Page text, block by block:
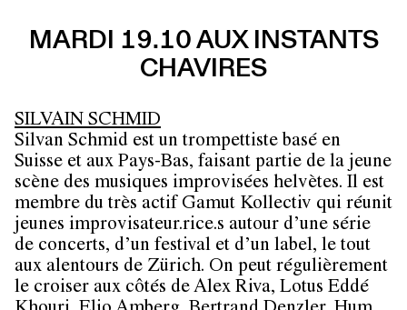
MARDI 19.10 AUX INSTANTS
CHAVIRES
SILVAIN SCHMID
Silvan Schmid est un trompettiste basé en
Suisse et aux Pays-Bas, faisant partie de la jeune
scène des musiques improvisées helvètes. Il est
membre du très actif Gamut Kollectiv qui réunit
jeunes improvisateur.rice.s autour d’une série
de concerts, d’un festival et d’un label, le tout
aux alentours de Zürich. On peut régulièrement
le croiser aux côtés de Alex Riva, Lotus Eddé